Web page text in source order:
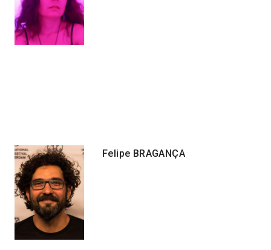
Felipe BRAGANÇA